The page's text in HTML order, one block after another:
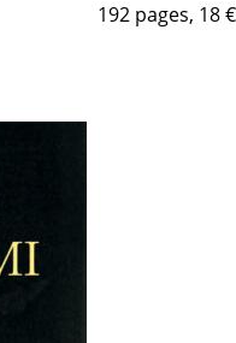
192 pages, 18 €